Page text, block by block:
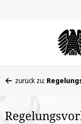
befinden
hier:
zurück zu: